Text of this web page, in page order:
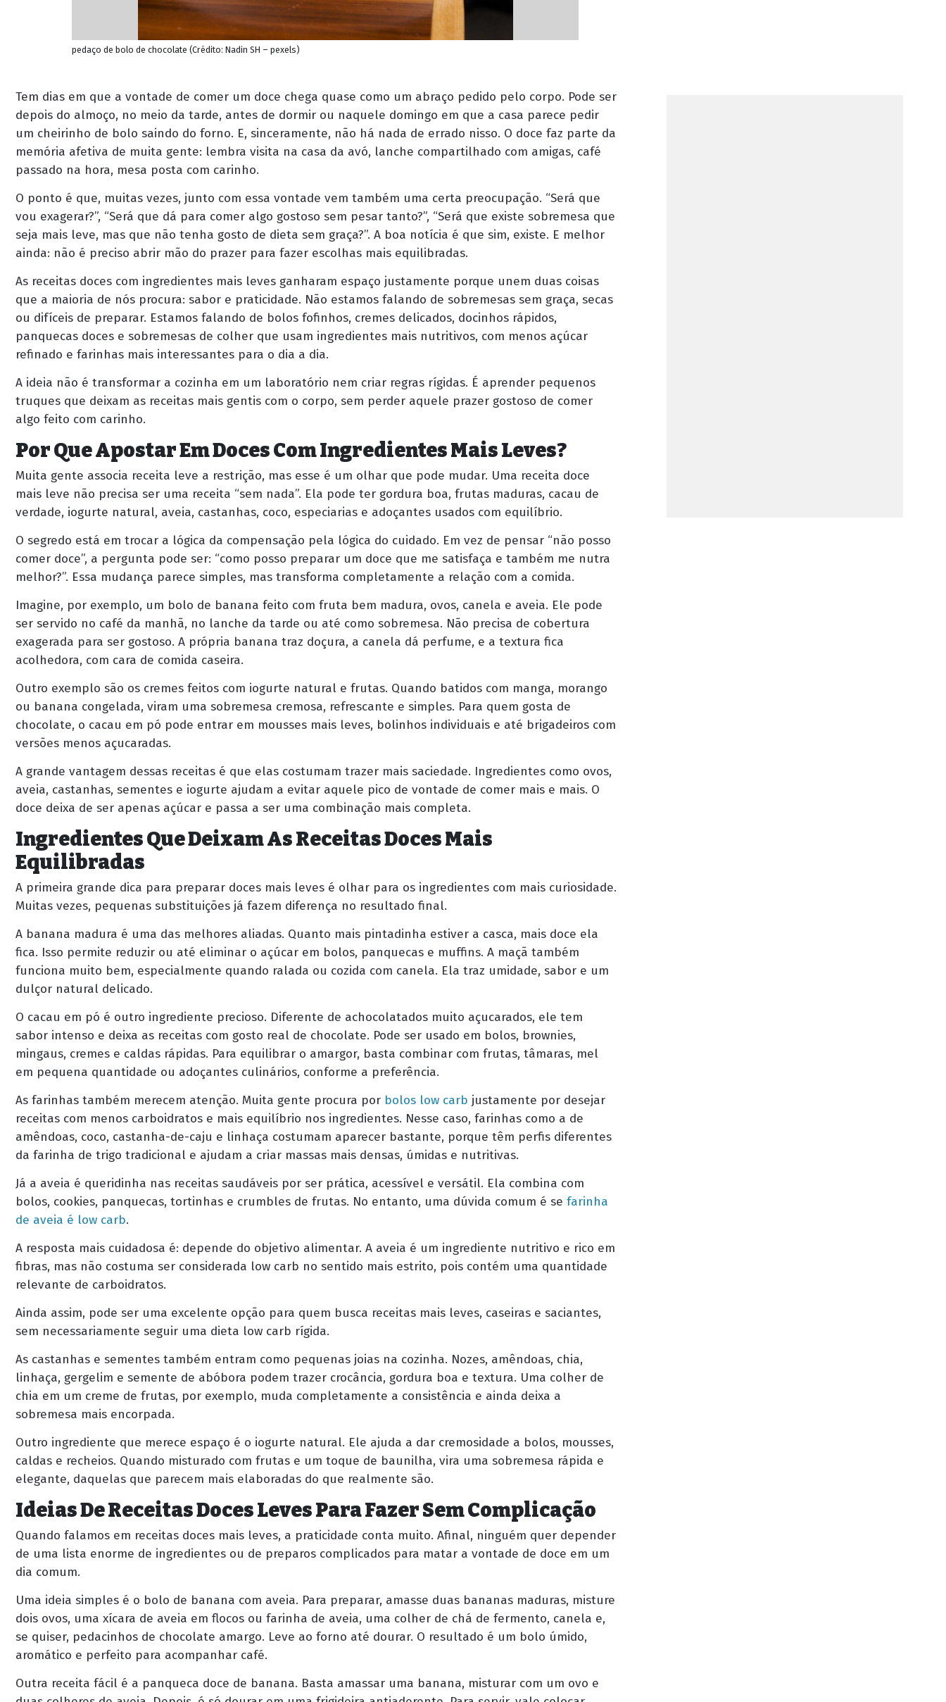
pedaço de bolo de chocolate (Crédito: Nadin SH – pexels)
Tem dias em que a vontade de comer um doce chega quase como um abraço pedido pelo corpo. Pode ser
depois do almoço, no meio da tarde, antes de dormir ou naquele domingo em que a casa parece pedir
um cheirinho de bolo saindo do forno. E, sinceramente, não há nada de errado nisso. O doce faz parte da
memória afetiva de muita gente: lembra visita na casa da avó, lanche compartilhado com amigas, café
passado na hora, mesa posta com carinho.
O ponto é que, muitas vezes, junto com essa vontade vem também uma certa preocupação. “Será que
vou exagerar?”, “Será que dá para comer algo gostoso sem pesar tanto?”, “Será que existe sobremesa que
seja mais leve, mas que não tenha gosto de dieta sem graça?”. A boa notícia é que sim, existe. E melhor
ainda: não é preciso abrir mão do prazer para fazer escolhas mais equilibradas.
As receitas doces com ingredientes mais leves ganharam espaço justamente porque unem duas coisas
que a maioria de nós procura: sabor e praticidade. Não estamos falando de sobremesas sem graça, secas
ou difíceis de preparar. Estamos falando de bolos fofinhos, cremes delicados, docinhos rápidos,
panquecas doces e sobremesas de colher que usam ingredientes mais nutritivos, com menos açúcar
refinado e farinhas mais interessantes para o dia a dia.
A ideia não é transformar a cozinha em um laboratório nem criar regras rígidas. É aprender pequenos
truques que deixam as receitas mais gentis com o corpo, sem perder aquele prazer gostoso de comer
algo feito com carinho.
Por Que Apostar Em Doces Com Ingredientes Mais Leves?
Muita gente associa receita leve a restrição, mas esse é um olhar que pode mudar. Uma receita doce
mais leve não precisa ser uma receita “sem nada”. Ela pode ter gordura boa, frutas maduras, cacau de
verdade, iogurte natural, aveia, castanhas, coco, especiarias e adoçantes usados com equilíbrio.
O segredo está em trocar a lógica da compensação pela lógica do cuidado. Em vez de pensar “não posso
comer doce”, a pergunta pode ser: “como posso preparar um doce que me satisfaça e também me nutra
melhor?”. Essa mudança parece simples, mas transforma completamente a relação com a comida.
Imagine, por exemplo, um bolo de banana feito com fruta bem madura, ovos, canela e aveia. Ele pode
ser servido no café da manhã, no lanche da tarde ou até como sobremesa. Não precisa de cobertura
exagerada para ser gostoso. A própria banana traz doçura, a canela dá perfume, e a textura fica
acolhedora, com cara de comida caseira.
Outro exemplo são os cremes feitos com iogurte natural e frutas. Quando batidos com manga, morango
ou banana congelada, viram uma sobremesa cremosa, refrescante e simples. Para quem gosta de
chocolate, o cacau em pó pode entrar em mousses mais leves, bolinhos individuais e até brigadeiros com
versões menos açucaradas.
A grande vantagem dessas receitas é que elas costumam trazer mais saciedade. Ingredientes como ovos,
aveia, castanhas, sementes e iogurte ajudam a evitar aquele pico de vontade de comer mais e mais. O
doce deixa de ser apenas açúcar e passa a ser uma combinação mais completa.
Ingredientes Que Deixam As Receitas Doces Mais
Equilibradas
A primeira grande dica para preparar doces mais leves é olhar para os ingredientes com mais curiosidade.
Muitas vezes, pequenas substituições já fazem diferença no resultado final.
A banana madura é uma das melhores aliadas. Quanto mais pintadinha estiver a casca, mais doce ela
fica. Isso permite reduzir ou até eliminar o açúcar em bolos, panquecas e muffins. A maçã também
funciona muito bem, especialmente quando ralada ou cozida com canela. Ela traz umidade, sabor e um
dulçor natural delicado.
O cacau em pó é outro ingrediente precioso. Diferente de achocolatados muito açucarados, ele tem
sabor intenso e deixa as receitas com gosto real de chocolate. Pode ser usado em bolos, brownies,
mingaus, cremes e caldas rápidas. Para equilibrar o amargor, basta combinar com frutas, tâmaras, mel
em pequena quantidade ou adoçantes culinários, conforme a preferência.
As farinhas também merecem atenção. Muita gente procura por bolos low carb justamente por desejar
receitas com menos carboidratos e mais equilíbrio nos ingredientes. Nesse caso, farinhas como a de
amêndoas, coco, castanha-de-caju e linhaça costumam aparecer bastante, porque têm perfis diferentes
da farinha de trigo tradicional e ajudam a criar massas mais densas, úmidas e nutritivas.
Já a aveia é queridinha nas receitas saudáveis por ser prática, acessível e versátil. Ela combina com
bolos, cookies, panquecas, tortinhas e crumbles de frutas. No entanto, uma dúvida comum é se farinha
de aveia é low carb.
A resposta mais cuidadosa é: depende do objetivo alimentar. A aveia é um ingrediente nutritivo e rico em
fibras, mas não costuma ser considerada low carb no sentido mais estrito, pois contém uma quantidade
relevante de carboidratos.
Ainda assim, pode ser uma excelente opção para quem busca receitas mais leves, caseiras e saciantes,
sem necessariamente seguir uma dieta low carb rígida.
As castanhas e sementes também entram como pequenas joias na cozinha. Nozes, amêndoas, chia,
linhaça, gergelim e semente de abóbora podem trazer crocância, gordura boa e textura. Uma colher de
chia em um creme de frutas, por exemplo, muda completamente a consistência e ainda deixa a
sobremesa mais encorpada.
Outro ingrediente que merece espaço é o iogurte natural. Ele ajuda a dar cremosidade a bolos, mousses,
caldas e recheios. Quando misturado com frutas e um toque de baunilha, vira uma sobremesa rápida e
elegante, daquelas que parecem mais elaboradas do que realmente são.
Ideias De Receitas Doces Leves Para Fazer Sem Complicação
Quando falamos em receitas doces mais leves, a praticidade conta muito. Afinal, ninguém quer depender
de uma lista enorme de ingredientes ou de preparos complicados para matar a vontade de doce em um
dia comum.
Uma ideia simples é o bolo de banana com aveia. Para preparar, amasse duas bananas maduras, misture
dois ovos, uma xícara de aveia em flocos ou farinha de aveia, uma colher de chá de fermento, canela e,
se quiser, pedacinhos de chocolate amargo. Leve ao forno até dourar. O resultado é um bolo úmido,
aromático e perfeito para acompanhar café.
Outra receita fácil é a panqueca doce de banana. Basta amassar uma banana, misturar com um ovo e